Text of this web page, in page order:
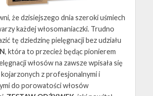
że dzisiejszego dnia szeroki uśmiech
każdej włosomaniaczki. Trudno
tę dziedzinę pielęgnacji bez udziału
, która to przecież będąc pionierem
włosów na zawsze wpisała się
z profesjonalnymi i
do porowatości włosów